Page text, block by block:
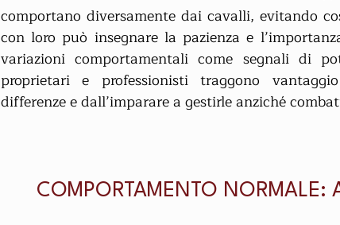
comportano diversamente dai cavalli, evitando
con loro può insegnare la pazienza e
variazioni comportamentali come segnali di
proprietari e professionisti traggono
differenze e dall’imparare a gestirle anziché
COMPORTAMENTO NORMALE: